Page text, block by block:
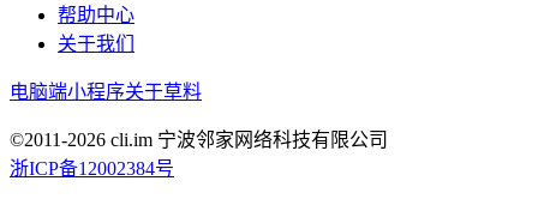
帮助中心
关于我们
电脑端小程序关于草料
©2011-2026 cli.im 宁波邻家网络科技有限公司
浙ICP备12002384号